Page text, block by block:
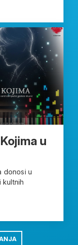
u
donosi u
kultnih